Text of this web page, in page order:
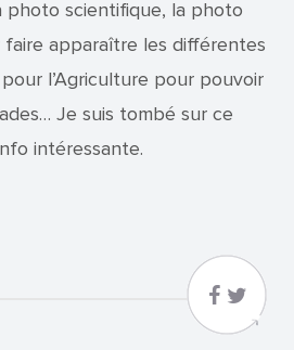
photo scientifique, la photo
faire apparaître les différentes
l’Agriculture pour pouvoir
Je suis tombé sur ce
intéressante.